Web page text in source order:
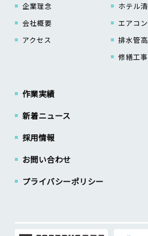
企業理念
会社概要
アクセス
ホテル
エアコ
排水管
修繕工事
作業実績
新着ニュース
採用情報
お問い合わせ
プライバシーポリシー